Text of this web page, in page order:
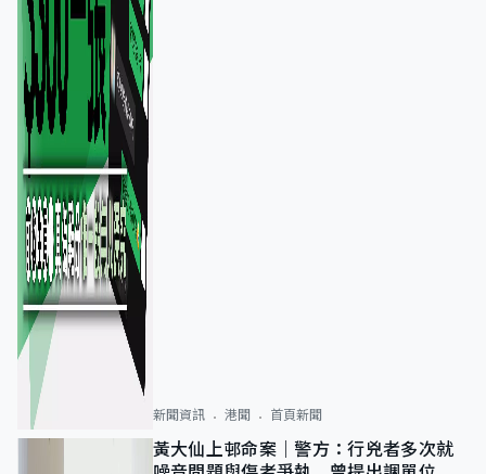
新聞資訊 港聞 首頁新聞
黃大仙上邨命案｜警方：行兇者多次就